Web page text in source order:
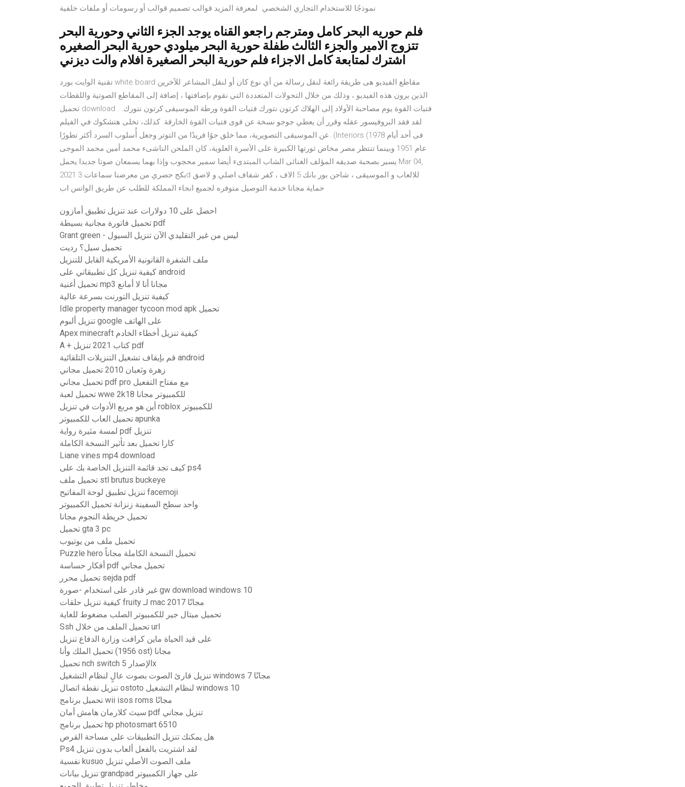
نموذجًا للاستخدام التجاري الشخصي. لمعرفة المزيد قوالب تصميم قوالب أو رسومات أو ملفات خلفية
فلم حوريه البحر كامل ومترجم راجعو القناه يوجد الجزء الثاني وحورية البحر
تتزوج الامير والجزء الثالث طفلة حورية البحر ميلودي حورية البحر الصغيره
اشترك لمتابعة كامل الاجزاء فلم حورية البحر الصغيرة افلام والت ديزني
تقنية الوايت بورد white board مقاطع الفيديو هى طريقة رائعة لنقل رسالة من أي نوع كان أو لنقل المشاعر للآخرين
الذين يرون هذه الفيديو ، وذلك من خلال التحولات المتعددة التي نقوم بإضافتها ، إضافة إلى المقاطع الصوتية واللقطات
تحميل download . فتيات القوة يوم مصاحبة الأولاد إلى الهلاك كرتون نتورك فتيات القوة ورطة الموسيقى كرتون نتورك.
لقد فقد البروفيسور عقله وقرر أن يعطي جوجو نسخة عن قوى فتيات القوة الخارقة. كذلك، تخلى هتشكوك في الفيلم
عن الموسيقى التصويرية، مما خلق جوًا فريدًا من التوتر وجعل أُسلوب السرد أكثر تطورًا. (Interiors (1978 فى أحد أيام
عام 1951 وبينما تنتظر مصر مخاض ثورتها الكبيرة على الأسرة العلوية، كان الملحن الناشىء محمد أمين محمد الموجى
يسير بصحبة صديقه المؤلف الغنائى الشاب المبتدىء أيضا سمير محجوب وإذا بهما يسمعان صوتا جديدا يحمل Mar 04,
2021 بكج حصري من معرضنا سماعات 3d للالعاب و الموسيقى ، شاحن بور بانك 5 الاف ، كفر شفاف اصلي و لاصق
حماية مجانا خدمة التوصيل متوفره لجميع انحاء المملكة للطلب عن طريق الواتس اب
احصل على 10 دولارات عند تنزيل تطبيق أمازون
تحميل فاتورة مجانية بسيطة pdf
Grant green - ليس من غير التقليدي الآن تنزيل السيول
تحميل سيل؟ رديت
ملف الشفرة القانونية الأمريكية القابل للتنزيل
كيفية تنزيل كل تطبيقاتي على android
تحميل أغنية mp3 مجانا أنا لا أمانع
كيفية تنزيل التورنت بسرعة عالية
Idle property manager tycoon mod apk تحميل
تنزيل ألبوم google على الهاتف
Apex minecraft كيفية تنزيل أخطاء الخادم
A + كتاب 2021 تنزيل pdf
قم بإيقاف تشغيل التنزيلات التلقائية android
زهرة وثعبان 2010 تحميل مجاني
تحميل مجاني pdf pro مع مفتاح التفعيل
تحميل لعبة wwe 2k18 للكمبيوتر مجانا
أين هو مربع الأدوات في تنزيل roblox للكمبيوتر
تحميل العاب للكمبيوتر apunka
لمسة مثيرة رواية pdf تنزيل
كارا تحميل بعد تأثير النسخة الكاملة
Liane vines mp4 download
كيف تجد قائمة التنزيل الخاصة بك على ps4
تحميل ملف stl brutus buckeye
تنزيل تطبيق لوحة المفاتيح facemoji
واحد سطح السفينة زنزانة تحميل الكمبيوتر
تحميل خريطة النجوم مجانا
تحميل gta 3 pc
تحميل ملف من يوتيوب
Puzzle hero تحميل النسخة الكاملة مجاناً
أفكار حساسة pdf تحميل مجاني
تحميل محرر sejda pdf
غير قادر على استخدام -صورة gw download windows 10
كيفية تنزيل حلقات fruity لـ mac 2017 مجانًا
تحميل ميتال جير للكمبيوتر الصلب مضغوط للغاية
Ssh تحميل الملف من خلال url
على قيد الحياة ماين كرافت وزارة الدفاع تنزيل
تحميل الملك وأنا (1956 ost) مجانا
تحميل nch switch الإصدار 5x
تنزيل قارئ الصوت بصوت عالٍ لنظام التشغيل windows 7 مجانًا
تنزيل نقطة اتصال ostoto لنظام التشغيل windows 10
تحميل برنامج wii isos roms مجانًا
سيث كلارمان هامش أمان pdf تنزيل مجاني
تحميل برنامج hp photosmart 6510
هل يمكنك تنزيل التطبيقات على مساحة القرص
Ps4 لقد اشتريت بالفعل ألعاب بدون تنزيل
نفسية kusuo ملف الصوت الأصلي تنزيل
تنزيل بيانات grandpad على جهاز الكمبيوتر